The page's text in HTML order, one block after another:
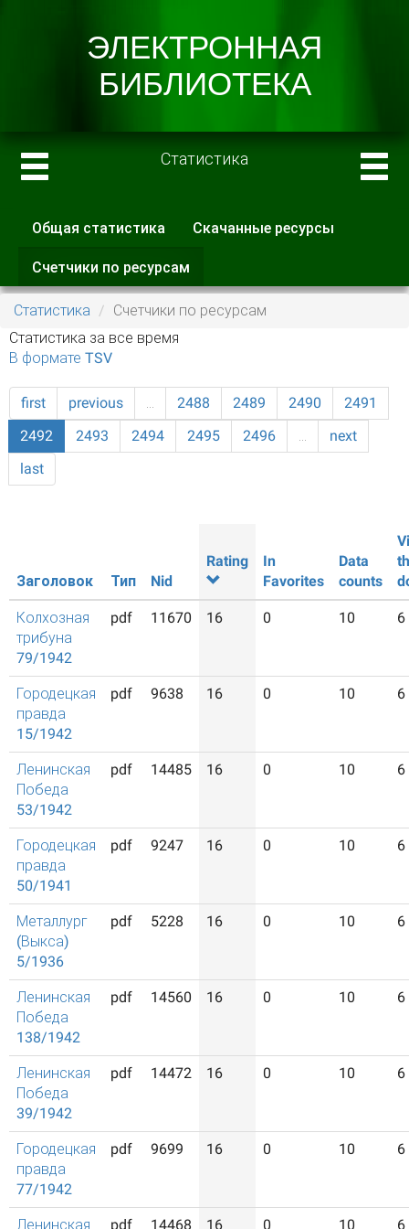
Статистика
Главные вкладки
Общая статистика Скачанные ресурсы
Счетчики по ресурсам
вкладка)
Статистика
Счетчики по ресурсам
Статистика за все время
В формате TSV
first previous … 2488 2489 2490
2491
2492
2493 2494 2495 2496 …
next
last
Заголовок Тип Nid
Rating
In
Favorites
Data
counts
Колхозная
трибуна
79/1942
pdf 11670 16 0 10 6
Городецкая
правда
15/1942
pdf 9638 16 0 10 6
Ленинская
Победа
53/1942
pdf 14485 16 0 10 6
Городецкая
правда
50/1941
pdf 9247 16 0 10 6
Металлург
(Выкса)
5/1936
pdf 5228 16 0 10 6
Ленинская
Победа
138/1942
pdf 14560 16 0 10 6
Ленинская
Победа
39/1942
pdf 14472 16 0 10 6
Городецкая
правда
77/1942
pdf 9699 16 0 10 6
Ленинская pdf 14468 16 0 10 6